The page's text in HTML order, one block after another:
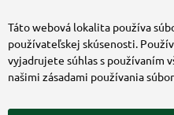
Táto webová lokalita používa
používateľskej skúsenosti.
vyjadrujete súhlas s používaním
našimi zásadami používania